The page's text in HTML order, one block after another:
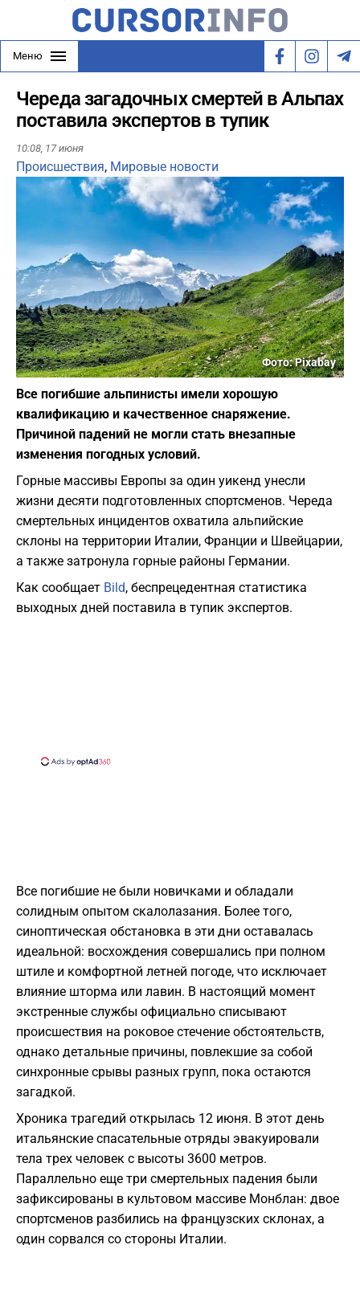
Меню
Череда загадочных смертей в Альпах
поставила экспертов в тупик
10:08, 17 июня
Происшествия, Мировые новости
Фото: Pixabay
Все погибшие альпинисты имели хорошую
квалификацию и качественное снаряжение.
Причиной падений не могли стать внезапные
изменения погодных условий.
Горные массивы Европы за один уикенд унесли
жизни десяти подготовленных спортсменов. Череда
смертельных инцидентов охватила альпийские
склоны на территории Италии, Франции и Швейцарии,
а также затронула горные районы Германии.
Как сообщает Bild, беспрецедентная статистика
выходных дней поставила в тупик экспертов.
Все погибшие не были новичками и обладали
солидным опытом скалолазания. Более того,
синоптическая обстановка в эти дни оставалась
идеальной: восхождения совершались при полном
штиле и комфортной летней погоде, что исключает
влияние шторма или лавин. В настоящий момент
экстренные службы официально списывают
происшествия на роковое стечение обстоятельств,
однако детальные причины, повлекшие за собой
синхронные срывы разных групп, пока остаются
загадкой.
Хроника трагедий открылась 12 июня. В этот день
итальянские спасательные отряды эвакуировали
тела трех человек с высоты 3600 метров.
Параллельно еще три смертельных падения были
зафиксированы в культовом массиве Монблан: двое
спортсменов разбились на французских склонах, а
один сорвался со стороны Италии.